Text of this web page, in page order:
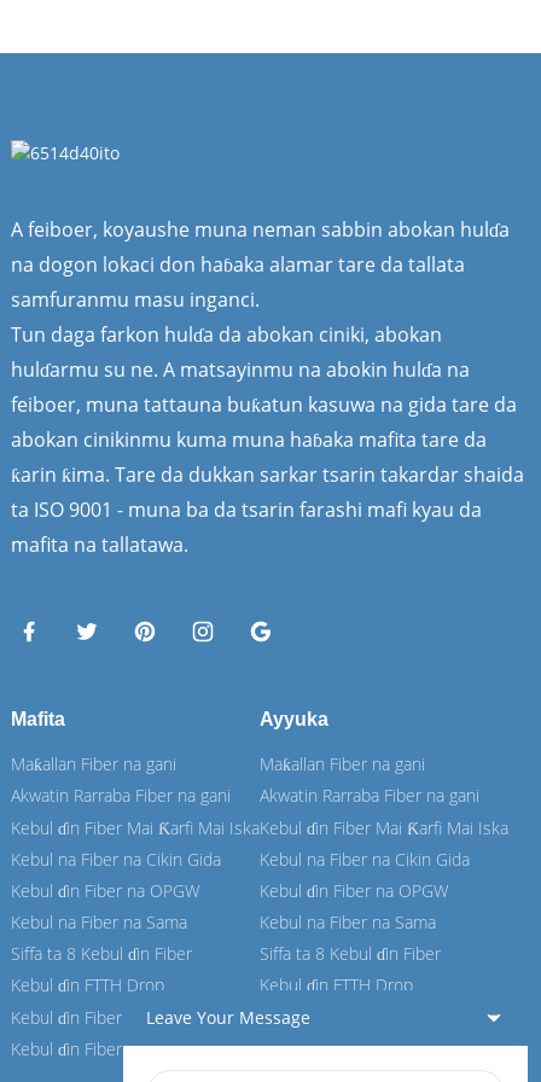
A feiboer, koyaushe muna neman sabbin abokan hulɗa
na dogon lokaci don haɓaka alamar tare da tallata
samfuranmu masu inganci.
Tun daga farkon hulɗa da abokan ciniki, abokan
hulɗarmu su ne. A matsayinmu na abokin hulɗa na
feiboer, muna tattauna buƙatun kasuwa na gida tare da
abokan cinikinmu kuma muna haɓaka mafita tare da
ƙarin ƙima. Tare da dukkan sarkar tsarin takardar shaida
ta ISO 9001 - muna ba da tsarin farashi mafi kyau da
mafita na tallatawa.
Mafita
Maƙallan Fiber na gani
Akwatin Rarraba Fiber na gani
Kebul ɗin Fiber Mai Ƙarfi Mai Iska
Kebul na Fiber na Cikin Gida
Kebul ɗin Fiber na OPGW
Kebul na Fiber na Sama
Siffa ta 8 Kebul ɗin Fiber
Kebul ɗin FTTH Drop
Kebul ɗin Fiber na ASU
Kebul ɗin Fiber na ADSS
Ayyuka
Maƙallan Fiber na gani
Akwatin Rarraba Fiber na gani
Kebul ɗin Fiber Mai Ƙarfi Mai Iska
Kebul na Fiber na Cikin Gida
Kebul ɗin Fiber na OPGW
Kebul na Fiber na Sama
Siffa ta 8 Kebul ɗin Fiber
Kebul ɗin FTTH Drop
Kebul ɗin Fiber na ASU
Kebul ɗin Fiber na ADSS
Leave Your Message